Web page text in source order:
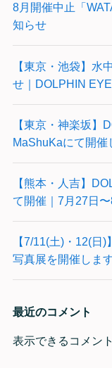
8月開催中止「
知らせ
【東京・池袋】水
せ｜DOLPHIN
【東京・神楽坂】
MaShuKaにて開催
【熊本・人吉】
て開催｜7月27日
【7/11(土)・12(日
写真展を開催しま
最近のコメント
表示できるコメン